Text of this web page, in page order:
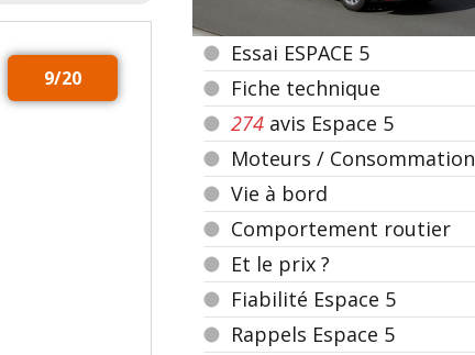
9/20
Essai ESPACE 5
Fiche technique
274 avis Espace 5
Moteurs / Consommation
Vie à bord
Comportement routier
Et le prix ?
Fiabilité Espace 5
Rappels Espace 5